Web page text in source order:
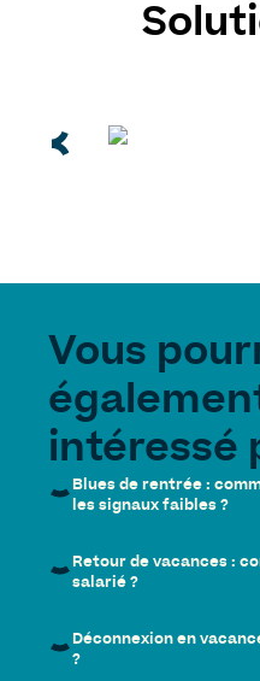
Vous
intéressé
Blues de rentrée :
les signaux faibles ?
Retour de vacances :
salarié ?
Déconnexion en
?